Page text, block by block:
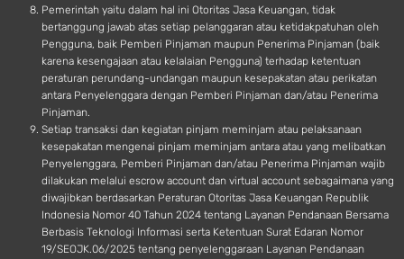
Pemerintah yaitu dalam hal ini Otoritas Jasa Keuangan, tidak
bertanggung jawab atas setiap pelanggaran atau ketidakpatuhan oleh
Pengguna, baik Pemberi Pinjaman maupun Penerima Pinjaman (baik
karena kesengajaan atau kelalaian Pengguna) terhadap ketentuan
peraturan perundang-undangan maupun kesepakatan atau perikatan
antara Penyelenggara dengan Pemberi Pinjaman dan/atau Penerima
Pinjaman.
Setiap transaksi dan kegiatan pinjam meminjam atau pelaksanaan
kesepakatan mengenai pinjam meminjam antara atau yang melibatkan
Penyelenggara, Pemberi Pinjaman dan/atau Penerima Pinjaman wajib
dilakukan melalui escrow account dan virtual account sebagaimana yang
diwajibkan berdasarkan Peraturan Otoritas Jasa Keuangan Republik
Indonesia Nomor 40 Tahun 2024 tentang Layanan Pendanaan Bersama
Berbasis Teknologi Informasi serta Ketentuan Surat Edaran Nomor
19/SEOJK.06/2025 tentang penyelenggaraan Layanan Pendanaan